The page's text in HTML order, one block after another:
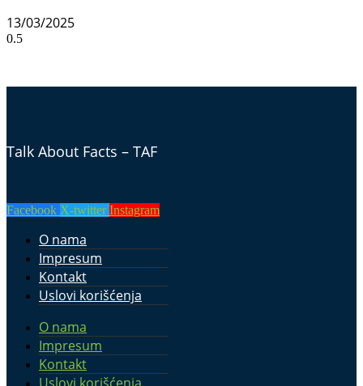
13/03/2025
Talk About Facts – TAF
Facebook X-twitter Instagram
O nama
Impresum
Kontakt
Uslovi korišćenja
O nama
Impresum
Kontakt
Uslovi korišćenja